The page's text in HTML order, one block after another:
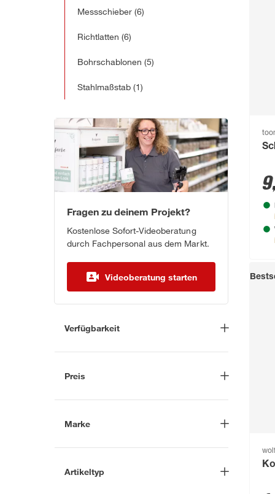
Messschieber (6)
Richtlatten (6)
Bohrschablonen (5)
Stahlmaßstab (1)
Fragen zu deinem Projekt?
Kostenlose Sofort-Videoberatung
durch Fachpersonal aus dem Markt.
Videoberatung starten
Verfügbarkeit
Lieferung nach Hause (17)
bestellbar (3)
Preis
Marke
Marke suchen
Artikeltyp
9